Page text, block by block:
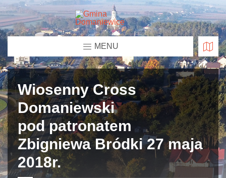
MENU
Wiosenny Cross
Domaniewski
pod patronatem
Zbigniewa Bródki 27 maja
2018r.